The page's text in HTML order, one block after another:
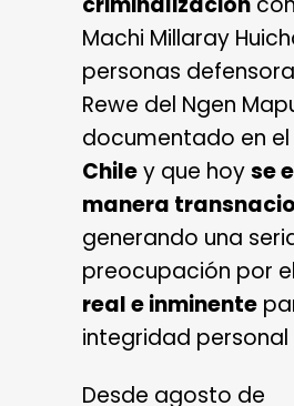
Machi Millaray
personas
Rewe del Ngen
documentado en el
Chiley que hoyse
manera
generando una
preocupación por el
real e inminente
integridad
Desde agosto de